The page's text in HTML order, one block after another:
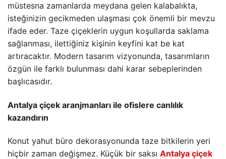
müstesna zamanlarda meydana gelen kalabalıkta,
isteğinizin gecikmeden ulaşması çok önemli bir mevzu
ifade eder. Taze çiçeklerin uygun koşullarda saklama
sağlanması, ilettiğiniz kişinin keyfini kat be kat
artıracaktır. Modern tasarım vizyonunda, tasarımların
özgün ile farklı bulunması dahi karar sebeplerinden
başlıcasıdır.
Antalya çiçek aranjmanları ile ofislere canlılık
kazandırın
Konut yahut büro dekorasyonunda taze bitkilerin yeri
hiçbir zaman değişmez. Küçük bir saksı Antalya çiçek